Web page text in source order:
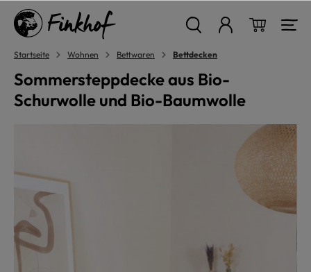
springen
Startseite Wohnen Bettwaren Bettdecken
Sommersteppdecke aus Bio-
Schurwolle und Bio-Baumwolle